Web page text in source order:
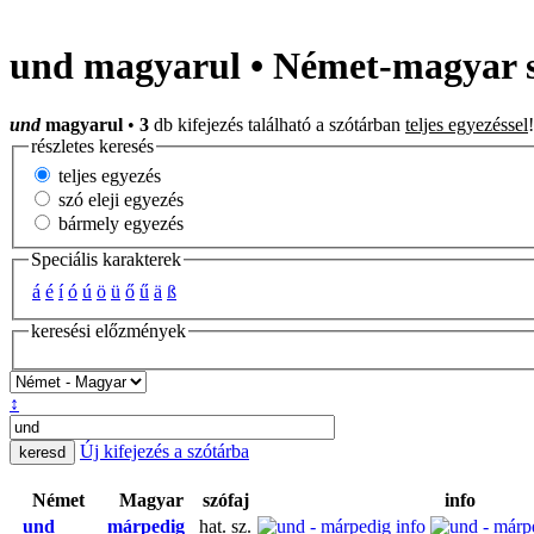
und magyarul • Német-magyar
undmagyarul • 3 db kifejezés található a szótárban teljes egyezéssel!
részletes keresés
teljes egyezés
szó eleji egyezés
bármely egyezés
Speciális karakterek
á é í ó ú ö ü ő ű ä ß
keresési előzmények
↕
Új kifejezés a szótárba
Német Magyar szófaj
info
und
márpedig hat. sz.